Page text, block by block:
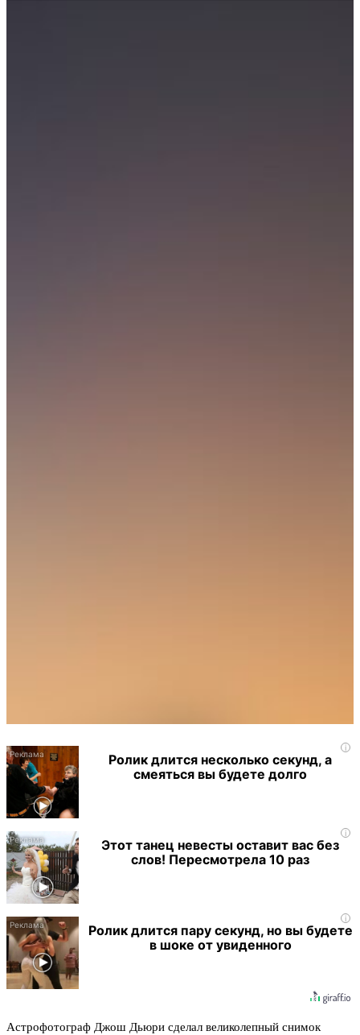
i
Ролик длится несколько секунд, а
смеяться вы будете долго
i
Этот танец невесты оставит вас без
слов! Пересмотрела 10 раз
i
Ролик длится пару секунд, но вы будете
в шоке от увиденного
Астрофотограф Джош Дьюри сделал великолепный снимок